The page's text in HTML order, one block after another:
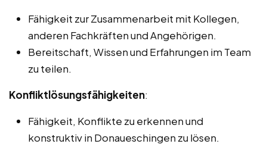
Fähigkeit zur Zusammenarbeit mit Kollegen,
anderen Fachkräften und Angehörigen.
Bereitschaft, Wissen und Erfahrungen im Team
zu teilen.
Konfliktlösungsfähigkeiten:
Fähigkeit, Konflikte zu erkennen und
konstruktiv in Donaueschingen zu lösen.